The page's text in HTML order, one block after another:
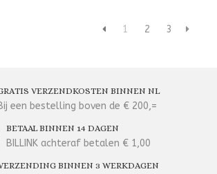
1 2 3
VERZENDKOSTEN BINNEN NL
een bestelling boven de € 200,=
BETAAL BINNEN 14 DAGEN
BILLINK achteraf betalen € 1,00
BINNEN 3 WERKDAGEN